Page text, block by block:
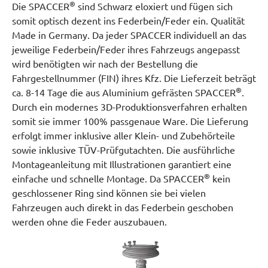
Die SPACCER® sind Schwarz eloxiert und fügen sich
somit optisch dezent ins Federbein/Feder ein. Qualität
Made in Germany. Da jeder SPACCER individuell an das
jeweilige Federbein/Feder ihres Fahrzeugs angepasst
wird benötigten wir nach der Bestellung die
Fahrgestellnummer (FIN) ihres Kfz. Die Lieferzeit beträgt
ca. 8-14 Tage die aus Aluminium gefrästen SPACCER®.
Durch ein modernes 3D-Produktionsverfahren erhalten
somit sie immer 100% passgenaue Ware. Die Lieferung
erfolgt immer inklusive aller Klein- und Zubehörteile
sowie inklusive TÜV-Prüfgutachten. Die ausführliche
Montageanleitung mit Illustrationen garantiert eine
einfache und schnelle Montage. Da SPACCER® kein
geschlossener Ring sind können sie bei vielen
Fahrzeugen auch direkt in das Federbein geschoben
werden ohne die Feder auszubauen.